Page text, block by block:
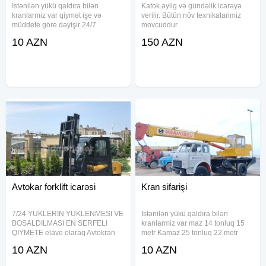
İstənilən yükü qaldıra bilən
kranlarmiz var qiymət işe və
müddete göre dəyişir 24/7
10 AZN
Katok aylig və gündəlik icarəyə
verilir. Bütün növ texnikalarimiz
movcuddur.
150 AZN
Avtokar forklift icarəsi
7/24 YUKLERIN YUKLENMESI VE
BOSALDILMASI EN SERFELI
QIYMETE elave olaraq Avtokran
movcuddur etrafli melumat ucun
10 AZN
Kran sifarişi
Istənilən yükü qaldıra bilən
kranlarmiz var maz 14 tonluq 15
metr Kamaz 25 tonluq 22 metr
isə ve müddət e göre dəyişir
10 AZN